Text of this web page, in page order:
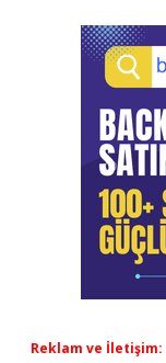
Reklam ve İletişim: